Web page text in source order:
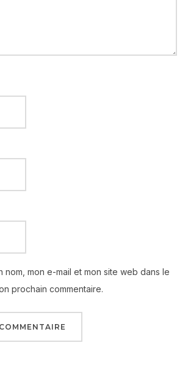
nom, mon e-mail et mon site web dans le
prochain commentaire.